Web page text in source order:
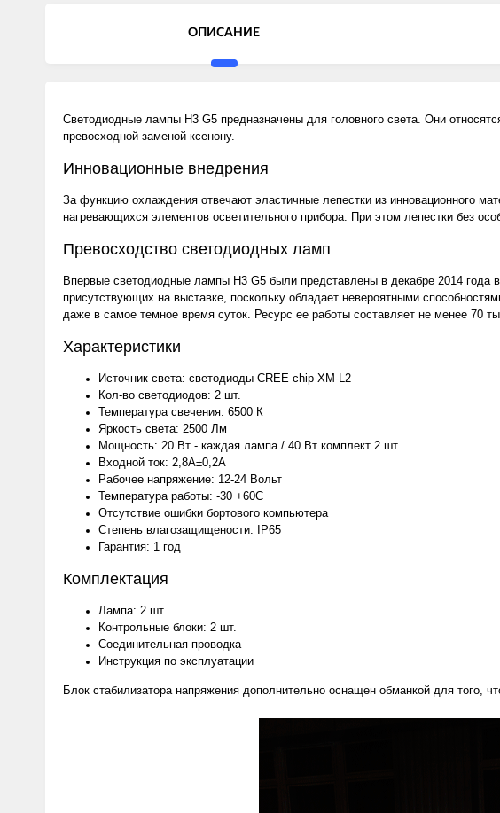
ОПИСАНИЕ
Светодиодные лампы H3 G5 предназначены для головного света. Они
превосходной заменой ксенону.
Инновационные внедрения
За функцию охлаждения отвечают эластичные лепестки из инновационного
нагревающихся элементов осветительного прибора. При этом лепестки без
Превосходство светодиодных ламп
Впервые светодиодные лампы H3 G5 были представлены в декабре 2014 года
присутствующих на выставке, поскольку обладает невероятными
даже в самое темное время суток. Ресурс ее работы составляет не менее 70
Характеристики
Источник света: светодиоды CREE chip XM-L2
Кол-во светодиодов: 2 шт.
Температура свечения: 6500 К
Яркость света: 2500 Лм
Мощность: 20 Вт - каждая лампа / 40 Вт комплект 2 шт.
Входной ток: 2,8А±0,2A
Рабочее напряжение: 12-24 Вольт
Температура работы: -30 +60С
Отсутствие ошибки бортового компьютера
Степень влагозащищености: IP65
Гарантия: 1 год
Комплектация
Лампа: 2 шт
Контрольные блоки: 2 шт.
Соединительная проводка
Инструкция по эксплуатации
Блок стабилизатора напряжения дополнительно оснащен обманкой для того,